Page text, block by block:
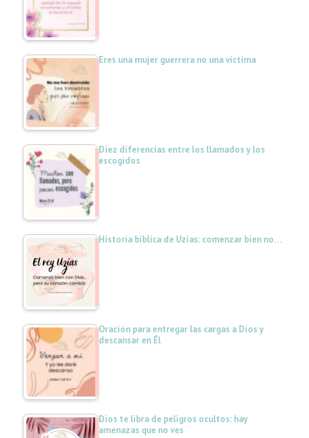
Eres una mujer guerrera no una víctima
Diez diferencias entre los llamados y los
escogidos
Historia bíblica de Uzías: comenzar bien no…
Oración para entregar las cargas a Dios y
descansar en Él
Dios te libra de peligros ocultos: hay
amenazas que no ves